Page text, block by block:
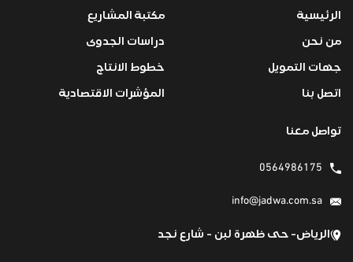
الرئيسية
من نحن
جهات التمويل
اتصل بنا
مكتبة المشاريع
دراسات الجدوى
خطوط الانتاج
المؤشرات الاقتصادية
تواصل معنا
0564986175
info@jadwa.com.sa
الرياض- حى ظهرة لبن - شارع نجد